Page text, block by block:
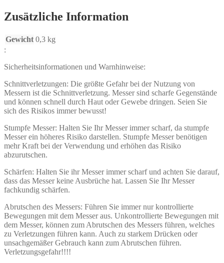
Zusätzliche Information
Gewicht 0,3 kg
:
Sicherheitsinformationen und Warnhinweise:
Schnittverletzungen: Die größte Gefahr bei der Nutzung von
Messern ist die Schnittverletzung. Messer sind scharfe Gegenstände
und können schnell durch Haut oder Gewebe dringen. Seien Sie
sich des Risikos immer bewusst!
Stumpfe Messer: Halten Sie Ihr Messer immer scharf, da stumpfe
Messer ein höheres Risiko darstellen. Stumpfe Messer benötigen
mehr Kraft bei der Verwendung und erhöhen das Risiko
abzurutschen.
Schärfen: Halten Sie ihr Messer immer scharf und achten Sie darauf,
dass das Messer keine Ausbrüche hat. Lassen Sie Ihr Messer
fachkundig schärfen.
Abrutschen des Messers: Führen Sie immer nur kontrollierte
Bewegungen mit dem Messer aus. Unkontrollierte Bewegungen mit
dem Messer, können zum Abrutschen des Messers führen, welches
zu Verletzungen führen kann. Auch zu starkem Drücken oder
unsachgemäßer Gebrauch kann zum Abrutschen führen.
Verletzungsgefahr!!!!